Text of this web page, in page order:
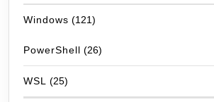
Windows (121)
PowerShell (26)
WSL (25)